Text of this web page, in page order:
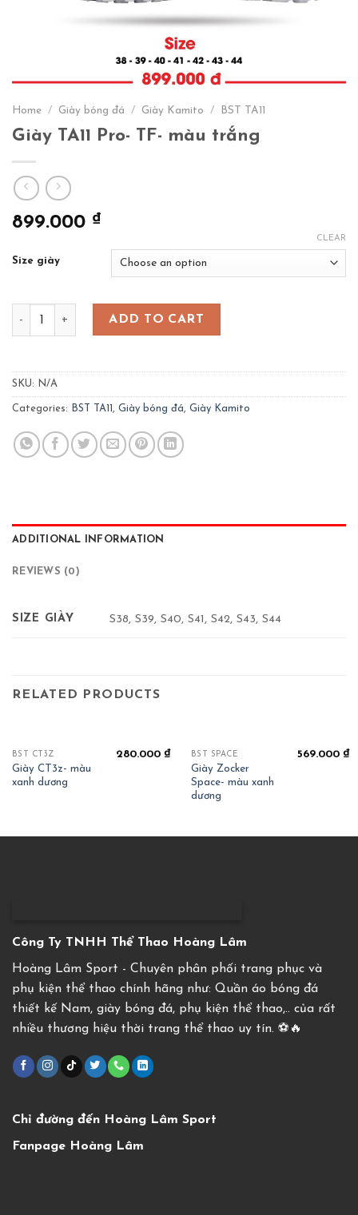
Home / Giày bóng đá / Giày Kamito / BST TA11
Giày TA11 Pro- TF- màu trắng
899.000 ₫
Size giày
CLEAR
Giày TA11 Pro- TF- màu trắng quantity
ADD TO CART
SKU: N/A
Categories: BST TA11 , Giày bóng đá, Giày Kamito
ADDITIONAL INFORMATION
REVIEWS (0)
SIZE GIÀY S38, S39, S40, S41, S42, S43, S44
RELATED PRODUCTS
BST CT3Z
Giày CT3z- màu
xanh dương
280.000₫ BST SPACE
Giày Zocker
Space- màu xanh
dương
569.000₫
Công Ty TNHH Thể Thao Hoàng Lâm
Hoàng Lâm Sport - Chuyên phân phối trang phục và
phụ kiện thể thao chính hãng như: Quần áo bóng đá
thiết kế Nam, giày bóng đá, phụ kiện thể thao,.. của rất
nhiều thương hiệu thời trang thể thao uy tín. ⚽️🔥
Chỉ đường đến Hoàng Lâm Sport
Fanpage Hoàng Lâm